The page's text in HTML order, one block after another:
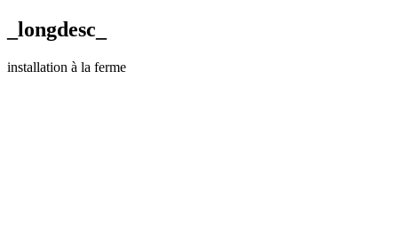
_longdesc_
installation à la ferme